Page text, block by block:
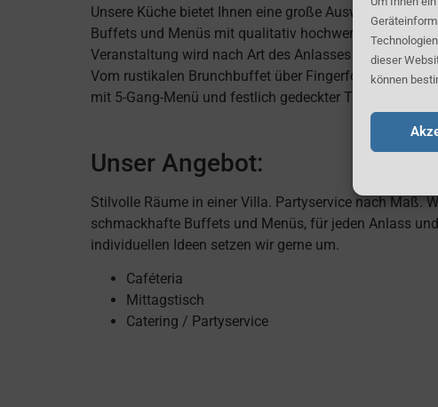
dieser
können
Unsere Küche bietet Ihnen eine große Auswahl
Buffets und Menüs mit qualitativ hochwertigen
Veranstaltung wird nach Art des Anlasses auf Ihre
Vom rustikalen Brunchbuffet über Fingerfood bis zum
mit 5-Gang-Menü und festlich gedeckter Tafel ist vieles
Unser Angebot:
Stilvolle Räume in einer Villa. Partyservice nach Maß.
schmackhafte Buffets und Menüs, für jeden Anlass
individuellen Ideen setzen wir gerne um.
Caféteria
Mittagstisch
Catering / Partyservice